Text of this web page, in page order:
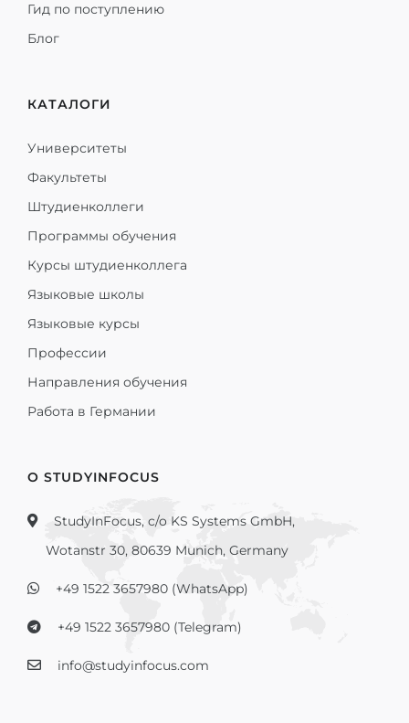
Гид по поступлению
Блог
КАТАЛОГИ
Университеты
Факультеты
Штудиенколлеги
Программы обучения
Курсы штудиенколлега
Языковые школы
Языковые курсы
Профессии
Направления обучения
Работа в Германии
О STUDYINFOCUS
StudyInFocus, c/o KS Systems GmbH,
Wotanstr 30, 80639 Munich, Germany
+49 1522 3657980 (WhatsApp)
+49 1522 3657980 (Telegram)
info@studyinfocus.com